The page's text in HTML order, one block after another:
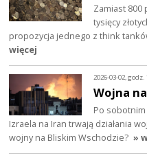
Zamiast 800
tysięcy
propozycja jednego z think
więcej
2026-03-02, godz.
Wojna
Po
Izraela na Iran trwają działania
wojny na Bliskim Wschodzie? »